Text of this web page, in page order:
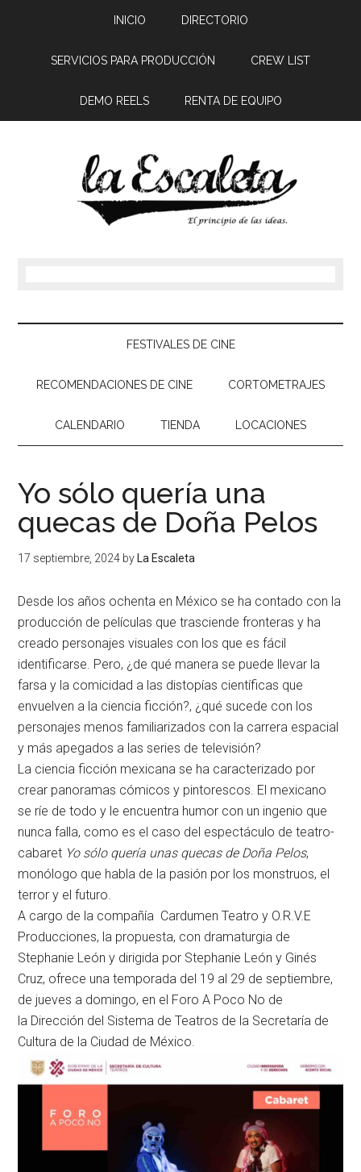
INICIO DIRECTORIO
SERVICIOS PARA PRODUCCIÓN CREW LIST
DEMO REELS RENTA DE EQUIPO
FESTIVALES DE CINE
RECOMENDACIONES DE CINE CORTOMETRAJES
CALENDARIO TIENDA LOCACIONES
Yo sólo quería una
quecas de Doña Pelos
17 septiembre, 2024 by La Escaleta
Desde los años ochenta en México se ha contado con la
producción de películas que trasciende fronteras y ha
creado personajes visuales con los que es fácil
identificarse. Pero, ¿de qué manera se puede llevar la
farsa y la comicidad a las distopías científicas que
envuelven a la ciencia ficción?, ¿qué sucede con los
personajes menos familiarizados con la carrera espacial
y más apegados a las series de televisión?
La ciencia ficción mexicana se ha caracterizado por
crear panoramas cómicos y pintorescos. El mexicano
se ríe de todo y le encuentra humor con un ingenio que
nunca falla, como es el caso del espectáculo de teatro-
cabaret Yo sólo quería unas quecas de Doña Pelos,
monólogo que habla de la pasión por los monstruos, el
terror y el futuro.
A cargo de la compañía Cardumen Teatro y O.R.V.E
Producciones, la propuesta, con dramaturgia de
Stephanie León y dirigida por Stephanie León y Ginés
Cruz, ofrece una temporada del 19 al 29 de septiembre,
de jueves a domingo, en el Foro A Poco No de
la Dirección del Sistema de Teatros de la Secretaría de
Cultura de la Ciudad de México.